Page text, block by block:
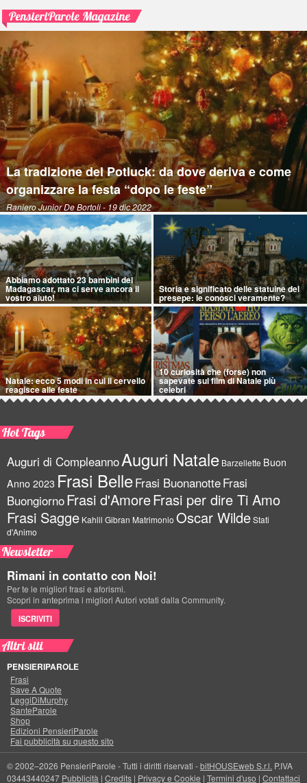
PensieriParole Magazine
La tradizione del Potluck: da dove deriva e come
organizzare la festa “dopo le feste”
Raniero Junior De Bortoli- 19 dic 2022
Abbiamo adottato 23 bambini del
Madagascar, ma ci serve ancora il
vostro aiuto!
Storia e significato delle statuine del
presepe: le conosci veramente?
Natale: ecco 5 modi in cui il cervello
reagisce alle feste
10 curiosità che (forse) non
sapevate sui film di Natale più
celebri
Hot Tags
Auguri di CompleannoAuguri Natale Barzellette Buon
Anno 2023 Frasi BelleFrasi BuonanotteFrasi
BuongiornoFrasi d'AmoreFrasi per dire Ti Amo
Frasi Sagge Kahlil Gibran Matrimonio Oscar WildeStati
d'Animo
Newsletter
Rimani in contatto con Noi!
Per te le migliori frasi e aforismi.
Scopri in anteprima i migliori Autori votati dalla Community.
ISCRIVITI
Altri siti
PENSIERIPAROLE
Frasi
Save A Quote
LeggiDiMurphy
SanteParole
Shop
Edizioni PensieriParole
Fai pubblicità su questo sito
© 2002–2026 PensieriParole - Tutti i diritti riservati -bitHOUSEweb S.r.l. P.IVA
03443440247 Pubblicità | Credits | Privacy e Cookie | Termini d'uso | Contattaci